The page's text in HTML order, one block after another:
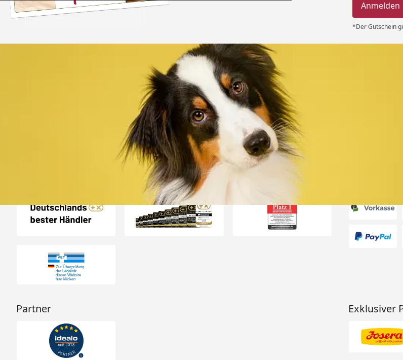
Anmelden
*Der Gutschein
„Alles top. Hat wie immer super
geklappt, sehr schnelle Lieferung!!“
30.07.2026
Partner Exklusiver